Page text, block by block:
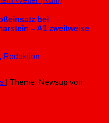
bei
– A1 zweitweise
Redaktion
Theme: Newsup von